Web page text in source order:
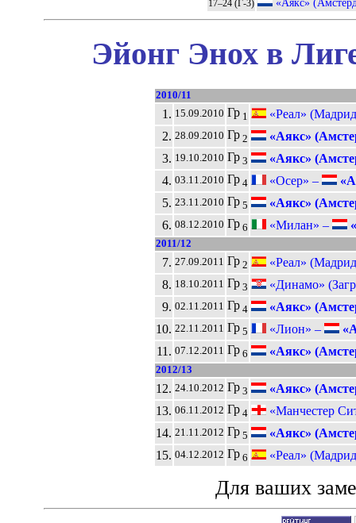
17–24 (Г-3)
Эйонг Энох в
2010/11
1. 15.09.2010 Гр1
«Реал»
2. 28.09.2010 Гр2
«Аякс»
3. 19.10.2010 Гр3
«Аякс»
4. 03.11.2010 Гр4 «Осер» –
5. 23.11.2010 Гр5
«Аякс»
6. 08.12.2010 Гр6 «Милан» –
2011/12
7. 27.09.2011 Гр2
«Реал»
8. 18.10.2011 Гр3
«Динамо»
9. 02.11.2011 Гр4
«Аякс»
10. 22.11.2011 Гр5 «Лион» –
11. 07.12.2011 Гр6 «Аякс»
2012/13
12. 24.10.2012 Гр3
«Аякс»
13. 06.11.2012 Гр4
«Манчестер
14. 21.11.2012 Гр5
«Аякс»
15. 04.12.2012 Гр6 «Реал»
Для ваших